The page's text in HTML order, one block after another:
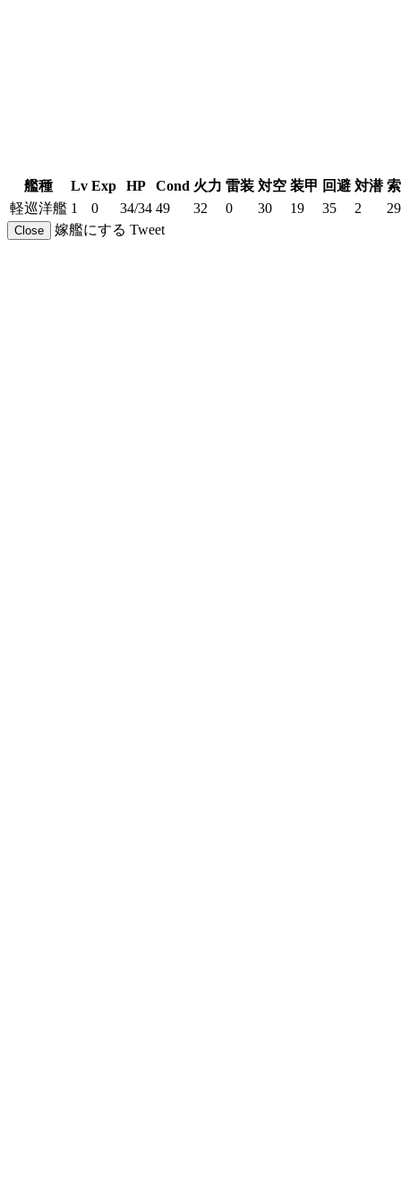
艦種 Lv Exp HP Cond 火力 雷装 対空 装甲 回避 対潜
軽巡洋艦 1 0 34/34 49 32 0 30 19 35 2 29
Close 嫁艦にする Tweet